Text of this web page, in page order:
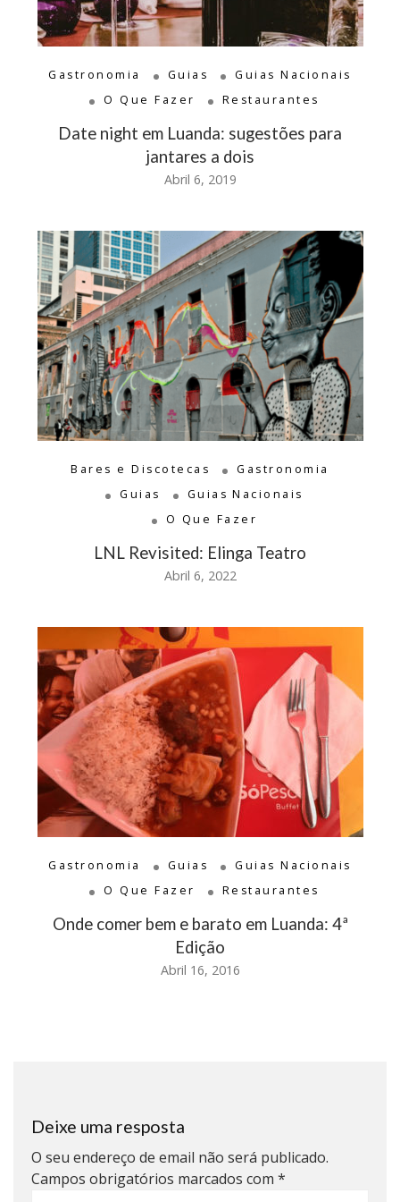
Gastronomia Guias
Guias Nacionais
O Que Fazer
Restaurantes
Date night em Luanda: sugestões para
jantares a dois
Abril 6, 2019
Bares e Discotecas
Gastronomia
Guias
Guias Nacionais
O Que Fazer
LNL Revisited: Elinga Teatro
Abril 6, 2022
Gastronomia Guias
Guias Nacionais
O Que Fazer
Restaurantes
Onde comer bem e barato em Luanda: 4ª
Edição
Abril 16, 2016
Deixe uma resposta
O seu endereço de email não será publicado.
Campos obrigatórios marcados com *